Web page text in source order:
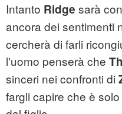
Intanto Ridge sarà
ancora dei sentimenti
cercherà di farli
l'uomo penserà che
sinceri nei confronti di
fargli capire che è